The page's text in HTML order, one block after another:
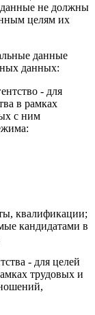
не должны
целям их
данные
данных:
- для
в рамках
с ним
квалификации;
кандидатами в
- для целей
трудовых и